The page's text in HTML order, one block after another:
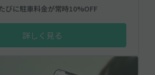
びに駐車料金が常時10%OFF
詳しく見る